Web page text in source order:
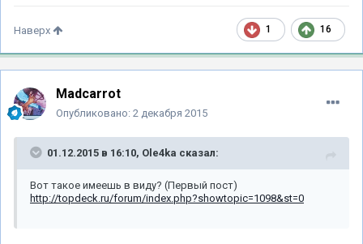
1 16
Наверх
Madcarrot
Опубликовано: 2 декабря 2015
01.12.2015 в 16:10, Ole4ka сказал:
Вот такое имеешь в виду? (Первый пост)
http://topdeck.ru/forum/index.php?showtopic=1098&st=0